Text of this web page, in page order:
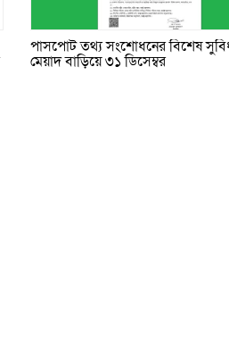
পাসপোর্ট তথ্য সংশোধনের বিশেষ
মেয়াদ বাড়িয়ে ৩১ ডিসেম্বর